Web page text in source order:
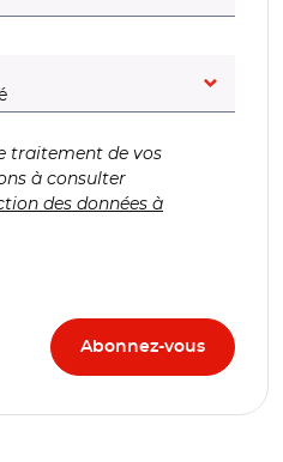
traitement de vos
à consulter
des données à